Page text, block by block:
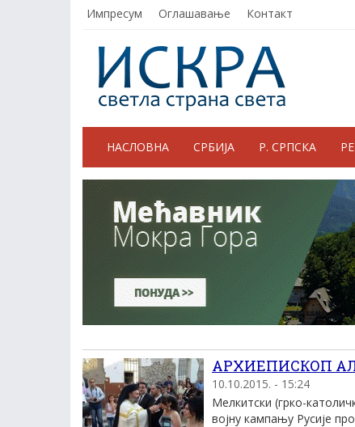
Импресум Оглашавање Контакт
НАСЛОВНА СРБИЈА Р. СРПСКА
АРХИЕПИСКОП
10.10.2015. - 15:24
Мелкитски (грко-
војну кампању Русије